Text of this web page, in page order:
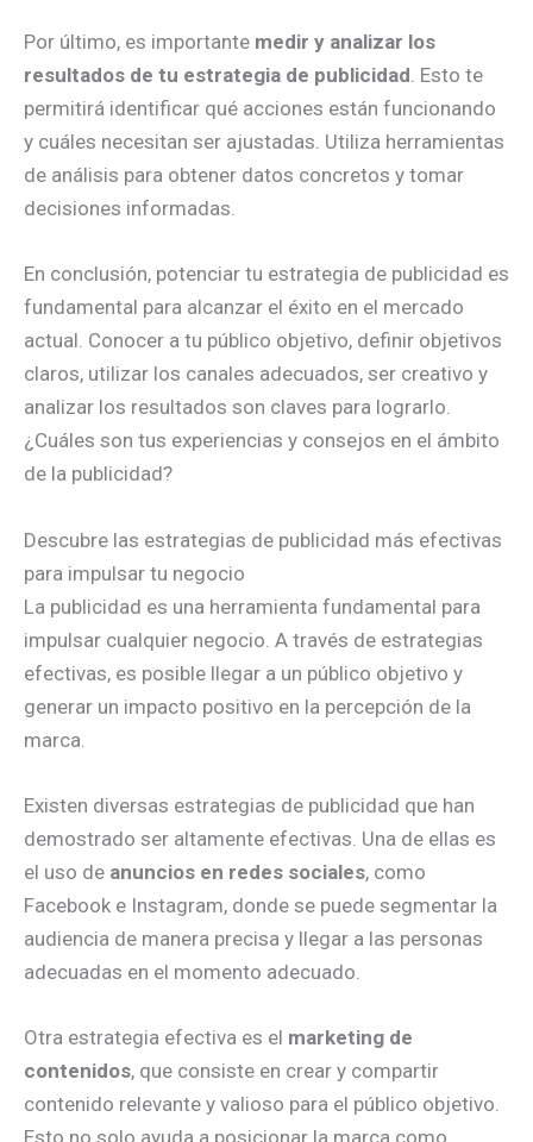
Por último, es importante medir y analizar los
resultados de tu estrategia de publicidad. Esto te
permitirá identificar qué acciones están funcionando
y cuáles necesitan ser ajustadas. Utiliza herramientas
de análisis para obtener datos concretos y tomar
decisiones informadas.
En conclusión, potenciar tu estrategia de publicidad es
fundamental para alcanzar el éxito en el mercado
actual. Conocer a tu público objetivo, definir objetivos
claros, utilizar los canales adecuados, ser creativo y
analizar los resultados son claves para lograrlo.
¿Cuáles son tus experiencias y consejos en el ámbito
de la publicidad?
Descubre las estrategias de publicidad más efectivas
para impulsar tu negocio
La publicidad es una herramienta fundamental para
impulsar cualquier negocio. A través de estrategias
efectivas, es posible llegar a un público objetivo y
generar un impacto positivo en la percepción de la
marca.
Existen diversas estrategias de publicidad que han
demostrado ser altamente efectivas. Una de ellas es
el uso de anuncios en redes sociales, como
Facebook e Instagram, donde se puede segmentar la
audiencia de manera precisa y llegar a las personas
adecuadas en el momento adecuado.
Otra estrategia efectiva es el marketing de
contenidos, que consiste en crear y compartir
contenido relevante y valioso para el público objetivo.
Esto no solo ayuda a posicionar la marca como